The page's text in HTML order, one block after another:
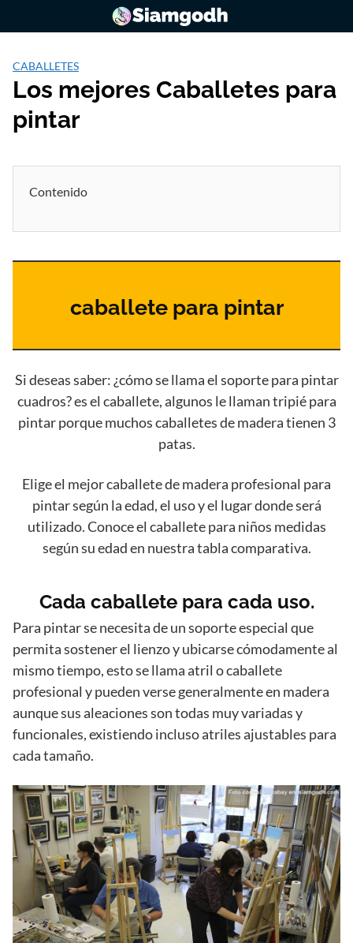
CABALLETES
Los mejores Caballetes para
pintar
Contenido
caballete para pintar
Si deseas saber: ¿cómo se llama el soporte para pintar
cuadros? es el caballete, algunos le llaman tripié para
pintar porque muchos caballetes de madera tienen 3
patas.
Elige el mejor caballete de madera profesional para
pintar según la edad, el uso y el lugar donde será
utilizado. Conoce el caballete para niños medidas
según su edad en nuestra tabla comparativa.
Cada caballete para cada uso.
Para pintar se necesita de un soporte especial que
permita sostener el lienzo y ubicarse cómodamente al
mismo tiempo, esto se llama atril o caballete
profesional y pueden verse generalmente en madera
aunque sus aleaciones son todas muy variadas y
funcionales, existiendo incluso atriles ajustables para
cada tamaño.